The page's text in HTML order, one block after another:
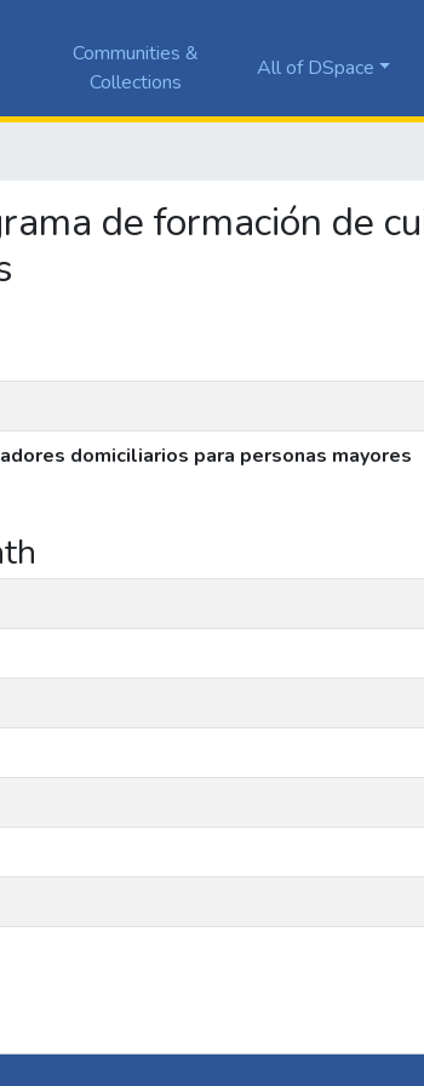
Communities &
Collections
All of DSpace
de formación de
domiciliarios para personas mayores